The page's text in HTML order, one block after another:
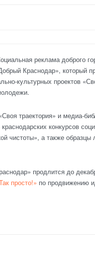
реклама доброго
Краснодар», который
культурных проектов
траектория» и медиа-
конкурсов
чистоты», а также
продлится до
просто!» по продвижению